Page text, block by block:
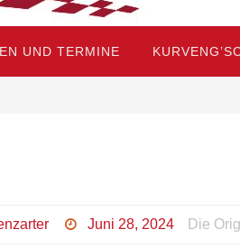
UND TERMINE
Juni 28, 2024 Die